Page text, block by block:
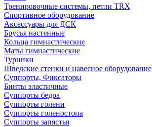
Тренировочные системы, петли TRX
Спортивное оборудование
Аксессуары для ДСК
Брусья настенные
Кольца гимнастические
Маты гимнастические
Турники
Шведские стенки и навесное оборудование
Суппорты, Фиксаторы
Бинты эластичные
Суппорты бедра
Суппорты голени
Суппорты голеностопа
Суппорты запястья